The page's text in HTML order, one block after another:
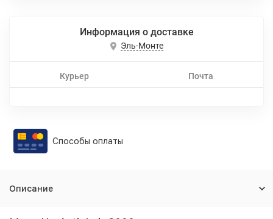
Информация о доставке
Эль-Монте
Курьер Почта
Способы оплаты
Описание